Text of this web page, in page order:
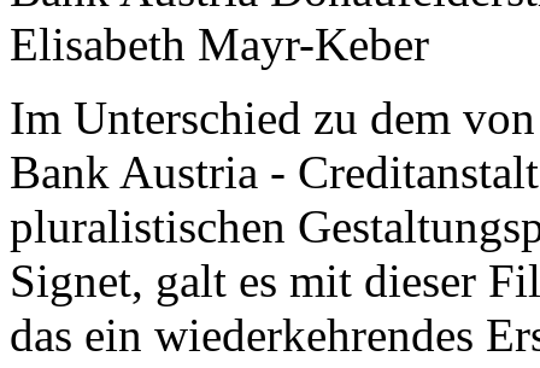
Im Unterschied zu dem
Bank Austria -
pluralistischen
Signet, galt es mit dieser
das ein wiederkehrendes